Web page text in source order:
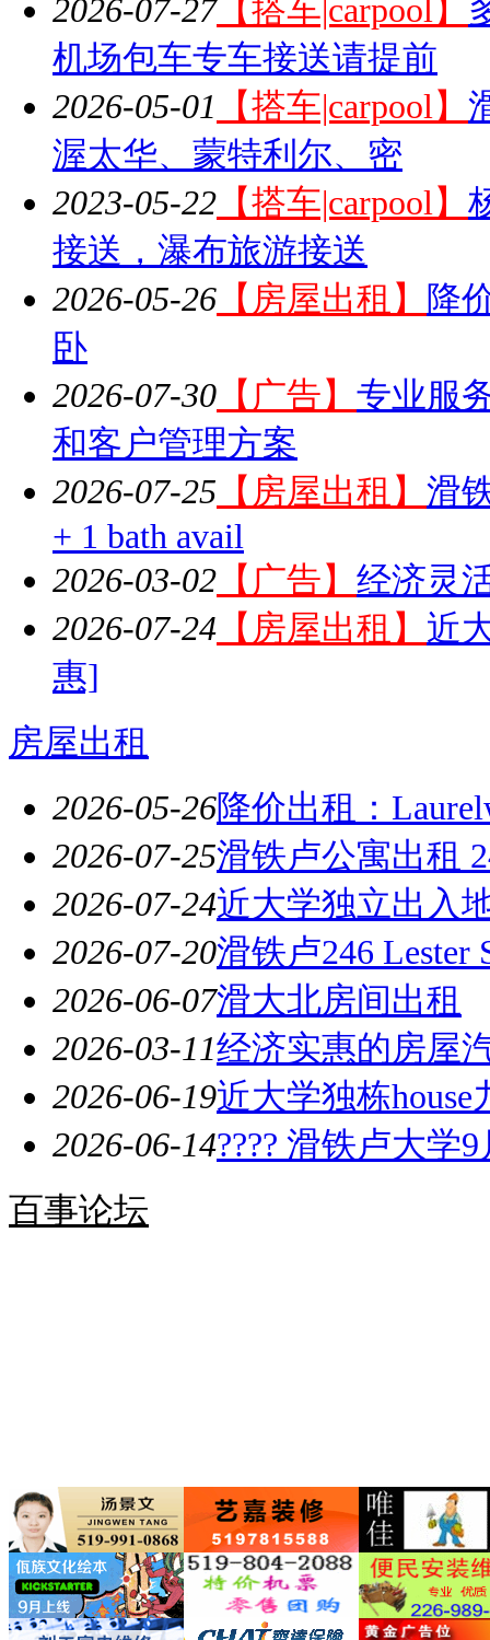
2026-07-27【搭车|carpool】
机场包车专车接送请提前
2026-05-01
【搭车|carpool】
渥太华、蒙特利尔、密
2023-05-22 【搭车|carpool】
接送，瀑布旅游接送
2026-05-26 【房屋出租】 降
卧
2026-07-30 【广告】 专业服
和客户管理方案
2026-07-25 【房屋出租】 滑
+ 1 bath avail
2026-03-02 【广告】 经济灵
2026-07-24 【房屋出租】 近
惠]
房屋出租
2026-05-26降价出租：
2026-07-25滑铁卢公寓出租
2026-07-24近大学独立出入
2026-07-20滑铁卢246
2026-06-07滑大北房间出租
2026-03-11经济实惠的房屋
2026-06-19近大学独栋
2026-06-14???? 滑铁卢大学
百事论坛